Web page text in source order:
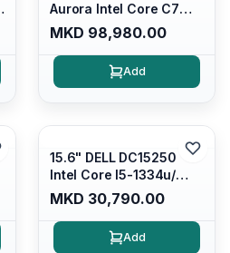
Aurora Intel Core C7
240H /16GB RAM DDR5
5600mhz/ 1TB SSD M.2
Nvme/rtx4050 6GB/
Wqxga(2560x1600)
Win 11 Home/
MKD 98,980.00
Add
15.6" DELL DC15250
Intel Core I5-1334u/
16GB DDR4 (1x16gb
2666mhz)/ 512GB SSD
M.2 Nvme/ Intel UHD
Graphics/ 120Hz Anti-
MKD 30,790.00
Add